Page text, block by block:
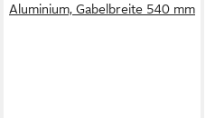
Aluminium, Gabelbreite 540 mm